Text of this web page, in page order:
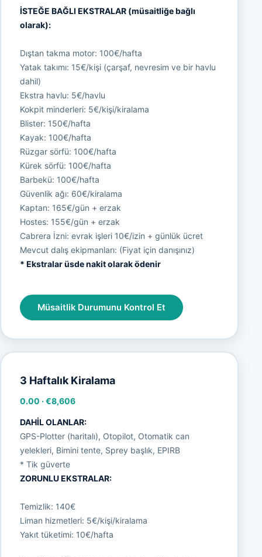
İSTEĞE BAĞLI EKSTRALAR (müsaitliğe bağlı
olarak):
Dıştan takma motor: 100€/hafta
Yatak takımı: 15€/kişi (çarşaf, nevresim ve bir havlu
dahil)
Ekstra havlu: 5€/havlu
Kokpit minderleri: 5€/kişi/kiralama
Blister: 150€/hafta
Kayak: 100€/hafta
Rüzgar sörfü: 100€/hafta
Kürek sörfü: 100€/hafta
Barbekü: 100€/hafta
Güvenlik ağı: 60€/kiralama
Kaptan: 165€/gün + erzak
Hostes: 155€/gün + erzak
Cabrera İzni: evrak işleri 10€/izin + günlük ücret
Mevcut dalış ekipmanları: (Fiyat için danışınız)
* Ekstralar üsde nakit olarak ödenir
Müsaitlik Durumunu Kontrol Et
3 Haftalık Kiralama
0.00 ·€8,606
DAHİL OLANLAR:
GPS-Plotter (haritalı), Otopilot, Otomatik can
yelekleri, Bimini tente, Sprey başlık, EPIRB
* Tik güverte
ZORUNLU EKSTRALAR:
Temizlik: 140€
Liman hizmetleri: 5€/kişi/kiralama
Yakıt tüketimi: 10€/hafta